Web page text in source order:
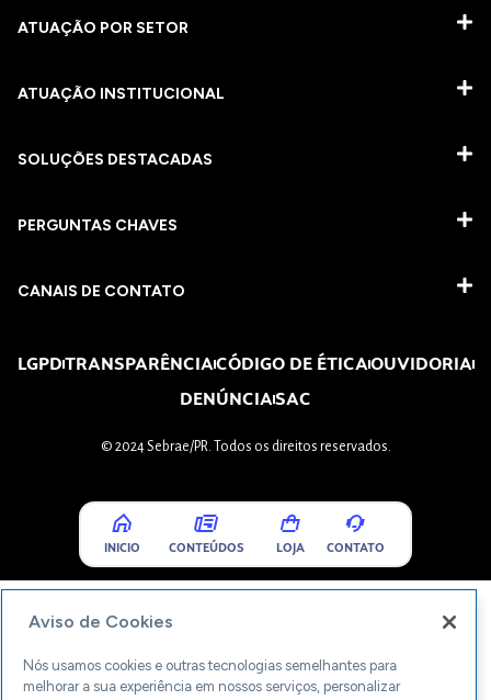
ATUAÇÃO POR SETOR
ATUAÇÃO INSTITUCIONAL
SOLUÇÕES DESTACADAS
PERGUNTAS CHAVES​
CANAIS DE CONTATO
LGPDTRANSPARÊNCIACÓDIGO DE ÉTICAOUVIDORIA
DENÚNCIASAC
© 2024 Sebrae/PR. Todos os direitos reservados.
INICIO CONTEÚDOS LOJA CONTATO
Aviso de Cookies
Nós usamos cookies e outras tecnologias semelhantes para
melhorar a sua experiência em nossos serviços, personalizar